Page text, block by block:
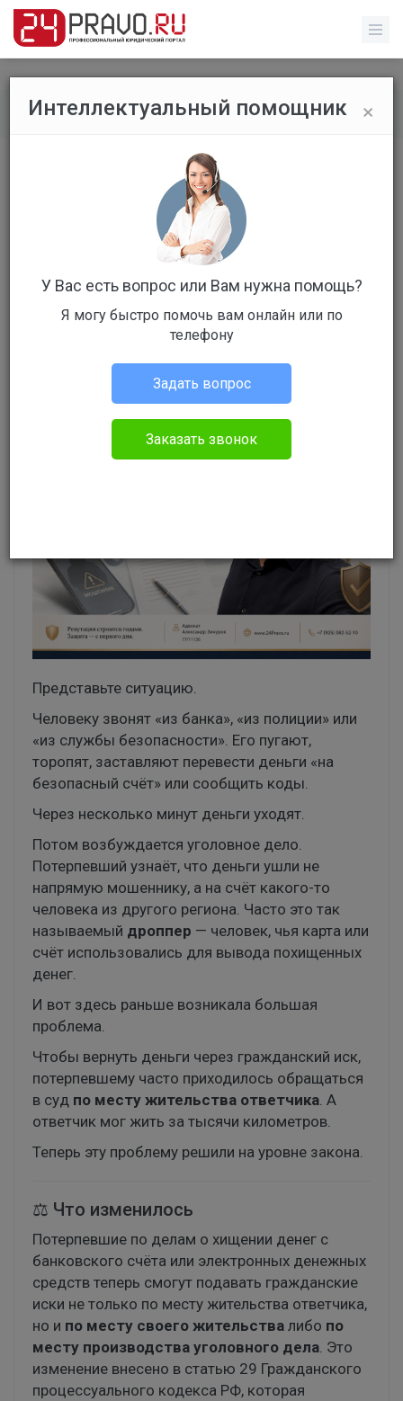
Все публикации / Уголовное право
🔥 Теперь жертвам телефонных
мошенников будет проще вернуть
деньги через суд
Зинуров Александр
Представьте ситуацию.
Человеку звонят «из банка», «из полиции» или
«из службы безопасности». Его пугают,
торопят, заставляют перевести деньги «на
безопасный счёт» или сообщить коды.
Через несколько минут деньги уходят.
Потом возбуждается уголовное дело.
Потерпевший узнаёт, что деньги ушли не
напрямую мошеннику, а на счёт какого-то
человека из другого региона. Часто это так
называемый дроппер — человек, чья карта или
счёт использовались для вывода похищенных
денег.
И вот здесь раньше возникала большая
проблема.
Чтобы вернуть деньги через гражданский иск,
потерпевшему часто приходилось обращаться
в суд по месту жительства ответчика. А
ответчик мог жить за тысячи километров.
Теперь эту проблему решили на уровне закона.
⚖️ Что изменилось
Потерпевшие по делам о хищении денег с
банковского счёта или электронных денежных
средств теперь смогут подавать гражданские
иски не только по месту жительства ответчика,
но и по месту своего жительства либо по
месту производства уголовного дела. Это
изменение внесено в статью 29 Гражданского
процессуального кодекса РФ, которая
×
Интеллектуальный помощник
У Вас есть вопрос или Вам нужна помощь?
Я могу быстро помочь вам онлайн или по
телефону
Задать вопрос
Заказать звонок